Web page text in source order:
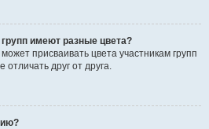
имеют разные цвета?
присваивать цвета участникам групп
друг от друга.